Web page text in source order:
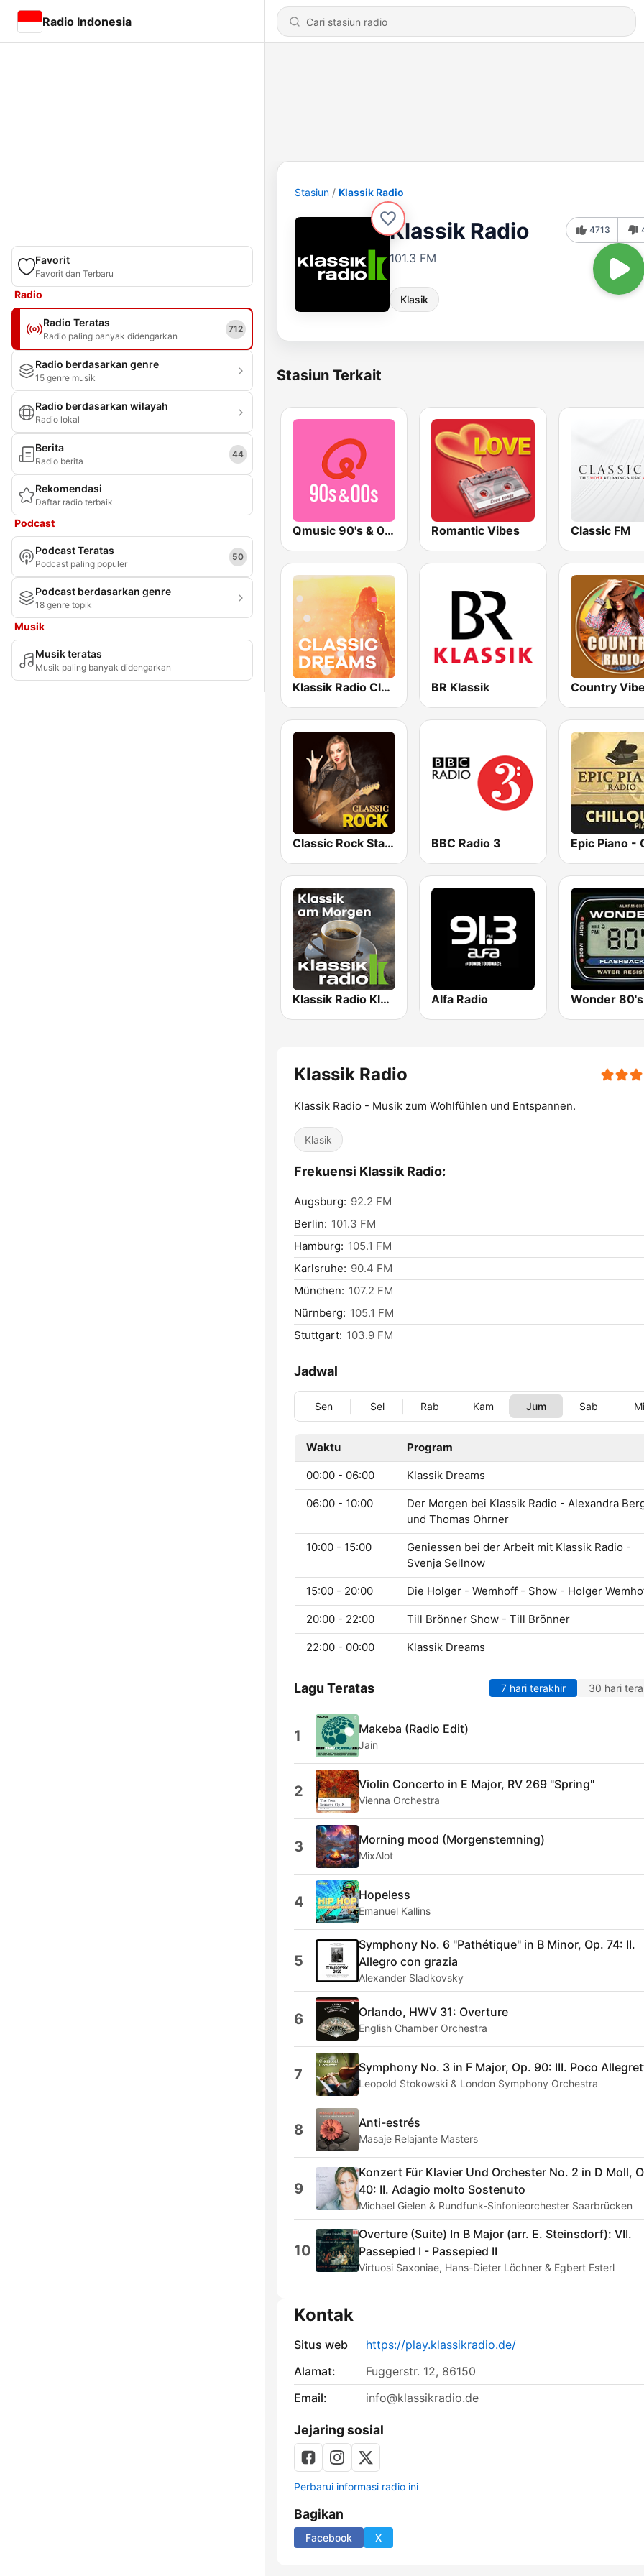
Radio Indonesia
Favorit
Favorit dan Terbaru
Radio
Radio Teratas
Radio paling banyak didengarkan
712
Radio berdasarkan genre
15 genre musik
Radio berdasarkan wilayah
Radio lokal
Berita
Radio berita
44
Rekomendasi
Daftar radio terbaik
Podcast
Podcast Teratas
Podcast paling populer
50
Podcast berdasarkan genre
18 genre topik
Musik
Musik teratas
Musik paling banyak didengarkan
Stasiun Klassik Radio
Klassik Radio
101.3 FM
Klasik
4713
Stasiun Terkait
Qmusic 90's & 00's Romantic Vibes Classic FM
Klassik Radio Classic Dreams BR Klassik Country
Classic Rock Station BBC Radio 3
Klassik Radio Klassik am Morgen Alfa Radio Wonder 80's
Klassik Radio
Klassik Radio - Musik zum Wohlfühlen und Entspannen.
Klasik
Frekuensi Klassik Radio:
Augsburg: 92.2 FM
Berlin: 101.3 FM
Hamburg: 105.1 FM
Karlsruhe: 90.4 FM
München: 107.2 FM
Nürnberg: 105.1 FM
Stuttgart: 103.9 FM
Jadwal
Sen Sel Rab Kam Jum Sab
Waktu Program
00:00 - 06:00 Klassik Dreams
06:00 - 10:00
Der Morgen bei Klassik Radio - Alexandra
und Thomas Ohrner
10:00 - 15:00
Geniessen bei der Arbeit mit Klassik Radio -
Svenja Sellnow
15:00 - 20:00 Die Holger - Wemhoff - Show - Holger
20:00 - 22:00 Till Brönner Show - Till Brönner
22:00 - 00:00 Klassik Dreams
Lagu Teratas 7 hari terakhir 30 hari
1 Makeba (Radio Edit)
Jain
2 Violin Concerto in E Major, RV 269 "Spring"
Vienna Orchestra
3 Morning mood (Morgenstemning)
MixAlot
4 Hopeless
Emanuel Kallins
5
Symphony No. 6 "Pathétique" in B Minor, Op. 74: II.
Allegro con grazia
Alexander Sladkovsky
6 Orlando, HWV 31: Overture
English Chamber Orchestra
7 Symphony No. 3 in F Major, Op. 90: III. Poco
Leopold Stokowski & London Symphony Orchestra
8 Anti-estrés
Masaje Relajante Masters
9
Konzert Für Klavier Und Orchester No. 2 in D Moll,
40: II. Adagio molto Sostenuto
Michael Gielen & Rundfunk-Sinfonieorchester Saarbrücken
10
Overture (Suite) In B Major (arr. E. Steinsdorf): VII.
Passepied I - Passepied II
Virtuosi Saxoniae, Hans-Dieter Löchner & Egbert Esterl
Kontak
Situs web
https://play.klassikradio.de/
Alamat:
Fuggerstr. 12, 86150
Email:
info@klassikradio.de
Jejaring sosial
Perbarui informasi radio ini
Bagikan
Facebook X